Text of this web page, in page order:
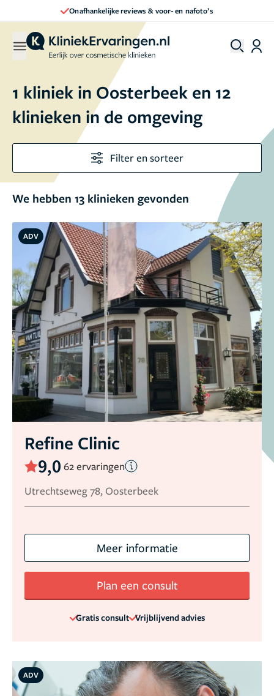
Direct een afspraak maken
1 kliniek in Oosterbeek en 12
klinieken in de omgeving
Filter en sorteer
We hebben 13 klinieken gevonden
ADV
Refine Clinic
9,0 62 ervaringen
Utrechtseweg 78, Oosterbeek
Meer informatie
Plan een consult
Gratis consult Vrijblijvend advies
ADV